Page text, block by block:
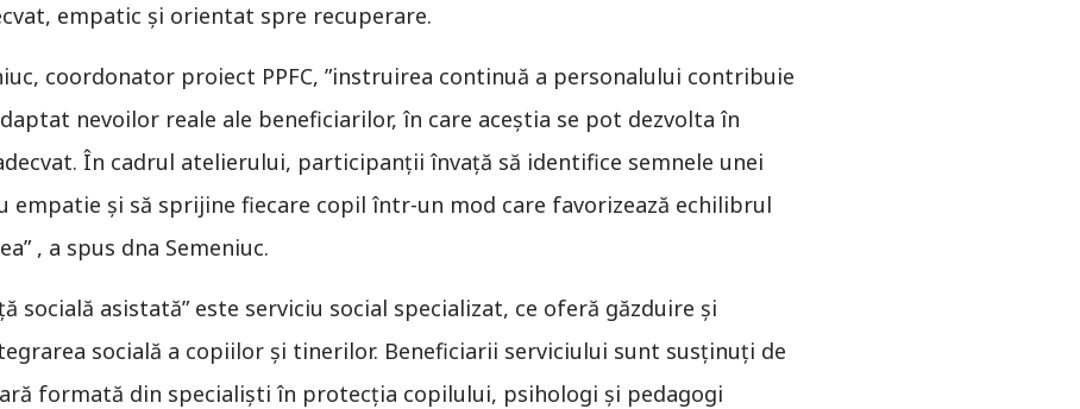
empatic și orientat spre recuperare.
coordonator proiect PPFC, ”instruirea continuă a personalului contribuie
nevoilor reale ale beneficiarilor, în care aceștia se pot dezvolta în
În cadrul atelierului, participanții învață să identifice semnele unei
empatie și să sprijine fiecare copil într-un mod care favorizează echilibrul
, a spus dna Semeniuc.
socială asistată” este serviciu social specializat, ce oferă găzduire și
socială a copiilor şi tinerilor. Beneficiarii serviciului sunt susținuți de
formată din specialiști în protecția copilului, psihologi și pedagogi